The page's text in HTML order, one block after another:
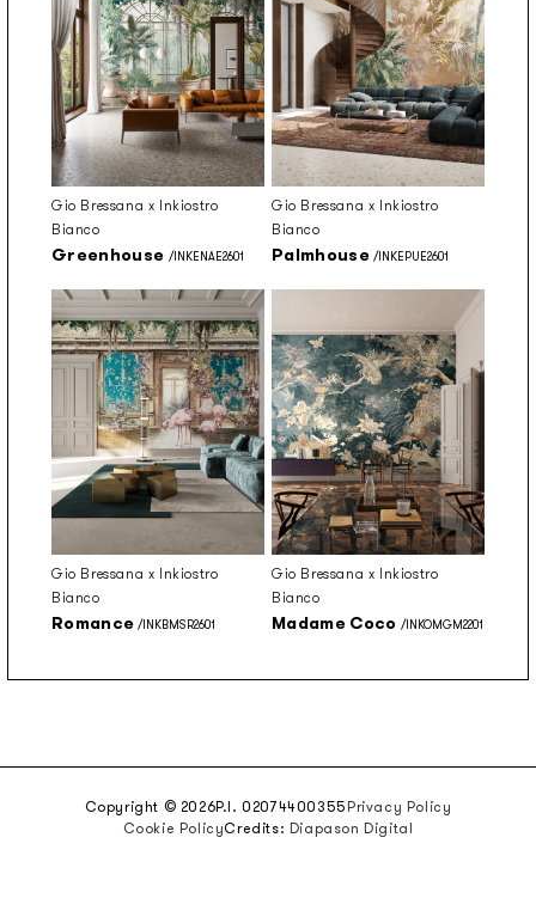
Gio Bressana x Inkiostro
Bianco
Greenhouse /INKENAE2601
Gio Bressana x Inkiostro
Bianco
Palmhouse /INKEPUE2601
Gio Bressana x Inkiostro
Bianco
Romance /INKBMSR2601
Gio Bressana x Inkiostro
Bianco
Madame Coco /INKOMGM2201
Copyright © 2026P.I. 02074400355Privacy Policy
Cookie PolicyCredits: Diapason Digital